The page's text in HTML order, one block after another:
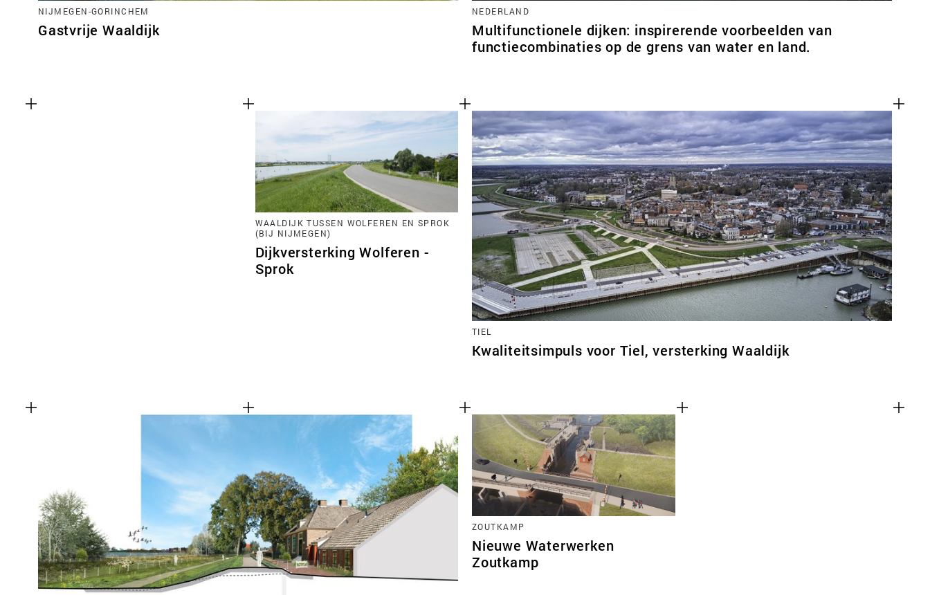
NIJMEGEN-GORINCHEM
Gastvrije Waaldijk
NEDERLAND
Multifunctionele dijken: inspirerende voorbeelden van
functiecombinaties op de grens van water en land.
WAALDIJK TUSSEN WOLFEREN EN SPROK
(BIJ NIJMEGEN)
Dijkversterking Wolferen -
Sprok
TIEL
Kwaliteitsimpuls voor Tiel, versterking Waaldijk
ZOUTKAMP
Nieuwe Waterwerken
Zoutkamp